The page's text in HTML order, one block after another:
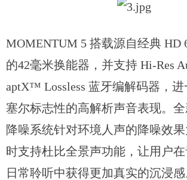
MOMENTUM 5 搭载源自经典 HD
的42毫米换能器，并支持 Hi-Res
aptX™ Lossless 蓝牙编解码器，
塞尔标志性的高解析声音表现。
降噪系统针对环境人声的降噪效
时支持杜比全景声功能，让用户
日常聆听中获得更加真实的沉浸感